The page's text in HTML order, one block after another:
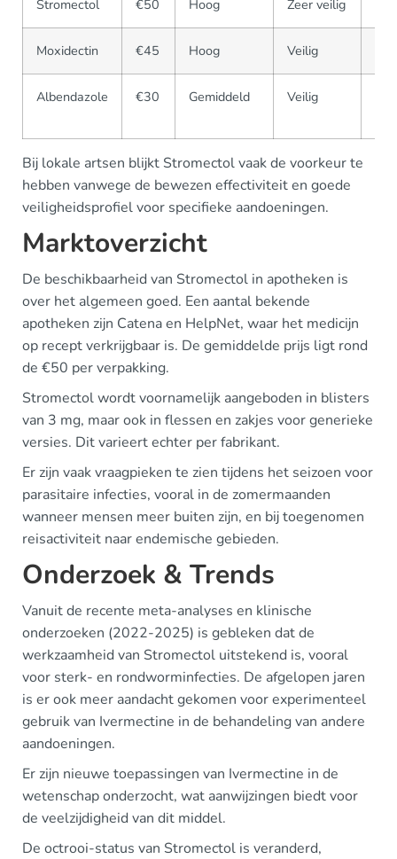
Stromectol €50 Hoog Zeer veilig
Moxidectin €45 Hoog Veilig
Albendazole €30 Gemiddeld Veilig
Bij lokale artsen blijkt Stromectol vaak de voorkeur te
hebben vanwege de bewezen effectiviteit en goede
veiligheidsprofiel voor specifieke aandoeningen.
Marktoverzicht
De beschikbaarheid van Stromectol in apotheken is
over het algemeen goed. Een aantal bekende
apotheken zijn Catena en HelpNet, waar het medicijn
op recept verkrijgbaar is. De gemiddelde prijs ligt rond
de €50 per verpakking.
Stromectol wordt voornamelijk aangeboden in blisters
van 3 mg, maar ook in flessen en zakjes voor generieke
versies. Dit varieert echter per fabrikant.
Er zijn vaak vraagpieken te zien tijdens het seizoen voor
parasitaire infecties, vooral in de zomermaanden
wanneer mensen meer buiten zijn, en bij toegenomen
reisactiviteit naar endemische gebieden.
Onderzoek & Trends
Vanuit de recente meta-analyses en klinische
onderzoeken (2022-2025) is gebleken dat de
werkzaamheid van Stromectol uitstekend is, vooral
voor sterk- en rondworminfecties. De afgelopen jaren
is er ook meer aandacht gekomen voor experimenteel
gebruik van Ivermectine in de behandeling van andere
aandoeningen.
Er zijn nieuwe toepassingen van Ivermectine in de
wetenschap onderzocht, wat aanwijzingen biedt voor
de veelzijdigheid van dit middel.
De octrooi-status van Stromectol is veranderd,